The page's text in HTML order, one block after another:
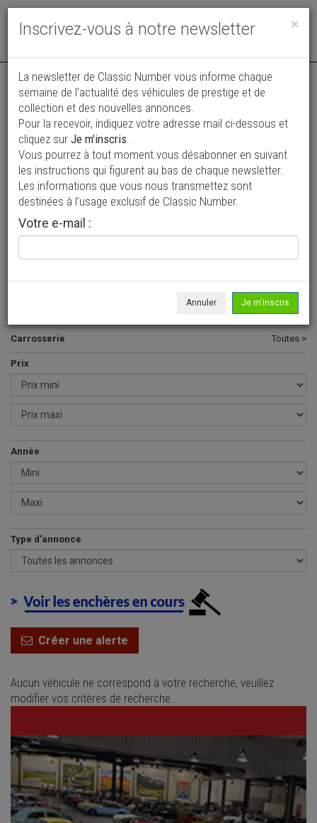
Toggle
Vos annonces vues par
plus de 4 millions de collectionneurs
Ajouter une annonce
> Rechercher un véhicule
Tous >
Carrosserie Toutes >
Prix
Année
Type d'annonce
Créer une alerte
Aucun véhicule ne correspond à votre recherche, veuillez
modifier vos critères de recherche...
×
Inscrivez-vous à notre newsletter
La newsletter de Classic Number vous informe chaque
semaine de l’actualité des véhicules de prestige et de
collection et des nouvelles annonces.
Pour la recevoir, indiquez votre adresse mail ci-dessous et
cliquez sur Je m'inscris.
Vous pourrez à tout moment vous désabonner en suivant
les instructions qui figurent au bas de chaque newsletter.
Les informations que vous nous transmettez sont
destinées à l’usage exclusif de Classic Number.
Votre e-mail :
Annuler Je m'inscris